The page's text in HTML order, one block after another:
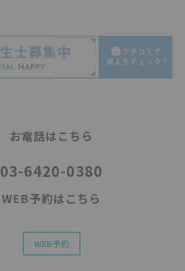
お電話はこちら
03-6420-0380
WEB予約はこちら
WEB予約